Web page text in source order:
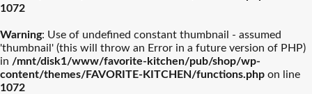
1072
Warning: Use of undefined constant thumbnail - assumed
'thumbnail' (this will throw an Error in a future version of PHP)
in /mnt/disk1/www/favorite-kitchen/pub/shop/wp-
content/themes/FAVORITE-KITCHEN/functions.php on line
1072
Anchor Hocking EBM
母の日おすすめギフト 父の日おすすめギフト
グラスバリエ ワイン・バー用品
容器類人気ランキ
ング
包丁・ハサミ人気
ランキング
all 調理機械